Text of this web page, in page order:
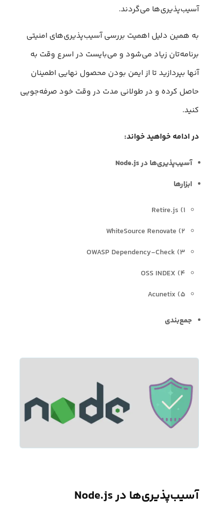
آسیب‌پذیری‌ها می‌گردند.
به همین دلیل اهمیت بررسی آسیب‌پذیری‌های امنیتی
برنامه‌تان زیاد می‌شود و می‌بایست در اسرع وقت به
آنها بپردازید تا از ایمن بودن محصول نهایی اطمینان
حاصل کرده و در طولانی مدت در وقت خود صرفه‌جویی
کنید.
در ادامه خواهید خواند:
آسیب‌پذیری‌ها در Node.js
ابزارها
۱) Retire.js
۲) WhiteSource Renovate
۳) OWASP Dependency-Check
۴) OSS INDEX
۵) Acunetix
جمع‌بندی
آسیب‌پذیری‌ها در Node.js